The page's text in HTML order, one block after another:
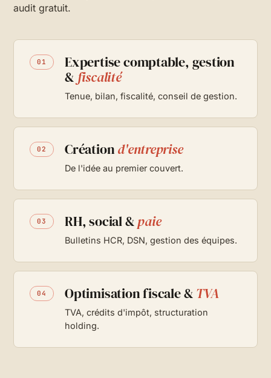
audit gratuit.
01
Expertise comptable, gestion
& fiscalité
Tenue, bilan, fiscalité, conseil de gestion.
02 Création d'entreprise
De l'idée au premier couvert.
03 RH, social &paie
Bulletins HCR, DSN, gestion des équipes.
04 Optimisation fiscale & TVA
TVA, crédits d'impôt, structuration
holding.